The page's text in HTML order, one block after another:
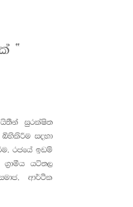
“
සුරක්ෂිත
සදහා
රජයේ ඉඩම්
යටිතල
ආර්ථික